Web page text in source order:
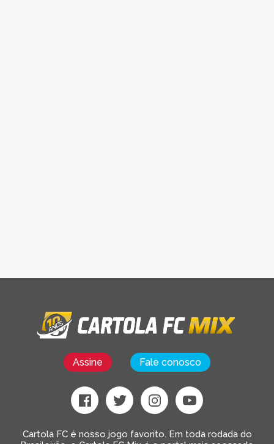
Assine Fale conosco
Cartola FC é nosso jogo favorito. Em toda rodada do